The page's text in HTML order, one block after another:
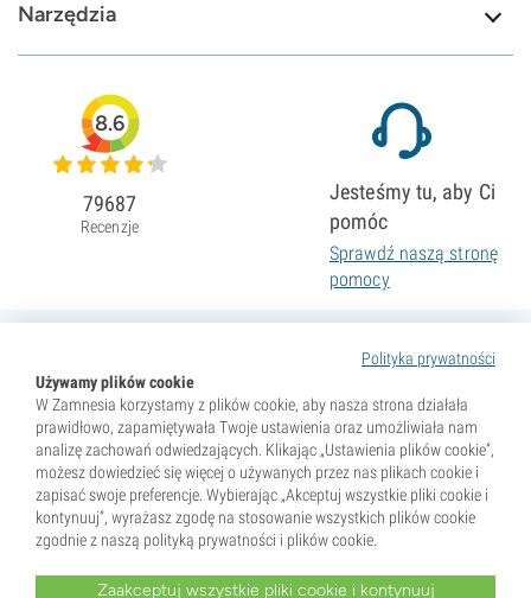
Narzędzia
Polityka prywatności
Używamy plików cookie
W Zamnesia korzystamy z plików cookie, aby nasza strona działała
prawidłowo, zapamiętywała Twoje ustawienia oraz umożliwiała nam
analizę zachowań odwiedzających. Klikając „Ustawienia plików cookie”,
możesz dowiedzieć się więcej o używanych przez nas plikach cookie i
zapisać swoje preferencje. Wybierając „Akceptuj wszystkie pliki cookie i
kontynuuj”, wyrażasz zgodę na stosowanie wszystkich plików cookie
zgodnie z naszą polityką prywatności i plików cookie.
Zaakceptuj wszystkie pliki cookie i kontynuuj
8.6
79687
Recenzje
Jesteśmy tu, aby Ci
pomóc
Sprawdź naszą stronę
pomocy